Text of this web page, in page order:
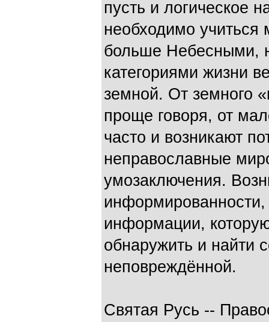
пусть и логическое
необходимо учиться
больше Небесными,
категориями жизни
земной. От земного
проще говоря, от
часто и возникают
неправославные
умозаключения.
информированности,
информации,
обнаружить и найти
неповреждённой.
Святая Русь --